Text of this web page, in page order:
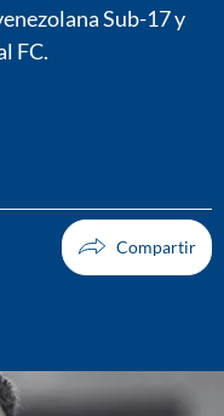
Sub-17 y
FC.